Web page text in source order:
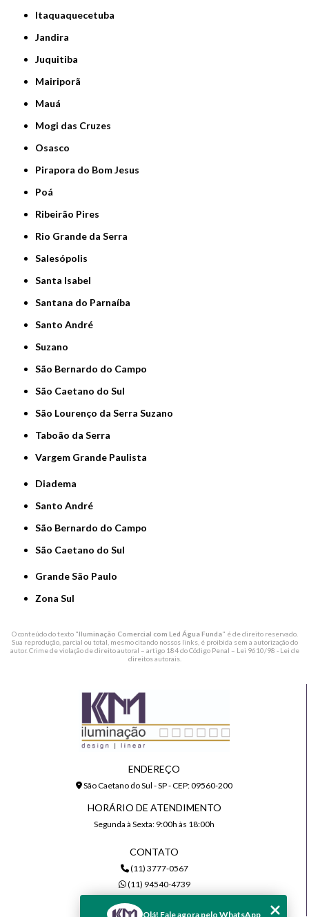
Itaquaquecetuba
Jandira
Juquitiba
Mairiporã
Mauá
Mogi das Cruzes
Osasco
Pirapora do Bom Jesus
Poá
Ribeirão Pires
Rio Grande da Serra
Salesópolis
Santa Isabel
Santana do Parnaíba
Santo André
Suzano
São Bernardo do Campo
São Caetano do Sul
São Lourenço da Serra Suzano
Taboão da Serra
Vargem Grande Paulista
Diadema
Santo André
São Bernardo do Campo
São Caetano do Sul
Grande São Paulo
Zona Sul
O conteúdo do texto "Iluminação Comercial com Led Água Funda" é de direito reservado.
Sua reprodução, parcial ou total, mesmo citando nossos links, é proibida sem a autorização do
autor. Crime de violação de direito autoral – artigo 184 do Código Penal – Lei 9610/98 - Lei de
direitos autorais.
ENDEREÇO
São Caetano do Sul - SP - CEP: 09560-200
HORÁRIO DE ATENDIMENTO
Segunda à Sexta: 9:00h às 18:00h
CONTATO
(11) 3777-0567
(11) 94540-4739
Olá! Fale agora pelo WhatsApp